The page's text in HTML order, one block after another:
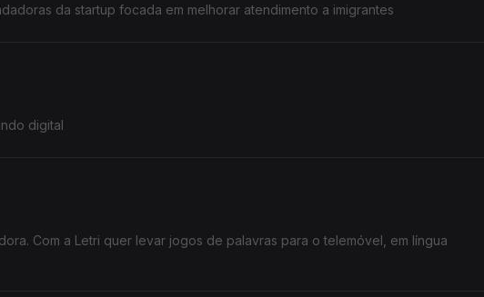
da startup focada em melhorar atendimento a imigrantes
digital
em língua